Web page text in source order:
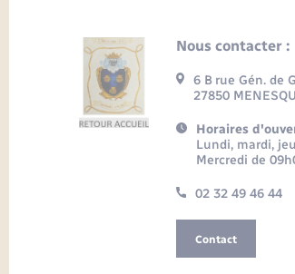
Nous contacter :
6 B rue Gén. de
27850
Horaires
Lundi, mardi,
Mercredi de
02 32 49 46 44
Contact